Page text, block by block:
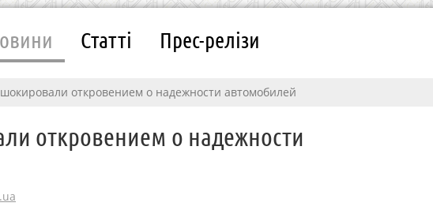
Статті Прес-релізи
откровением о надежности автомобилей
откровением о надежности